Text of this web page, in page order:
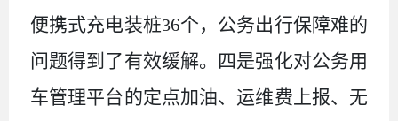
便携式充电装桩36个，公务出行保障难的
问题得到了有效缓解。四是强化对公务用
车管理平台的定点加油、运维费上报、无